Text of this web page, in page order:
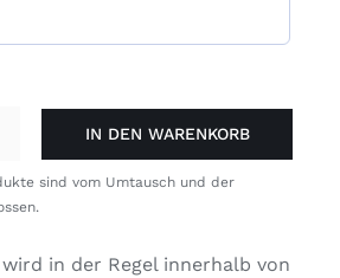
IN DEN WARENKORB
sind vom Umtausch und der
in der Regel innerhalb von